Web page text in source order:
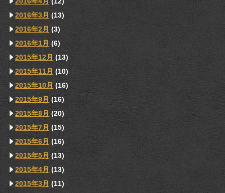
2016年3月 (13)
2016年2月 (3)
2016年1月 (6)
2015年12月 (13)
2015年11月 (10)
2015年10月 (16)
2015年9月 (16)
2015年8月 (20)
2015年7月 (15)
2015年6月 (16)
2015年5月 (13)
2015年4月 (13)
2015年3月 (11)